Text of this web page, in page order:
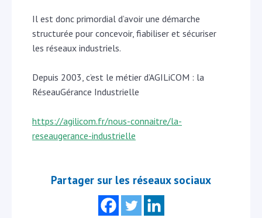
Il est donc primordial d’avoir une démarche
structurée pour concevoir, fiabiliser et sécuriser
les réseaux industriels.
Depuis 2003, c’est le métier d’AGILiCOM : la
RéseauGérance Industrielle
https://agilicom.fr/nous-connaitre/la-
reseaugerance-industrielle
Partager sur les réseaux sociaux